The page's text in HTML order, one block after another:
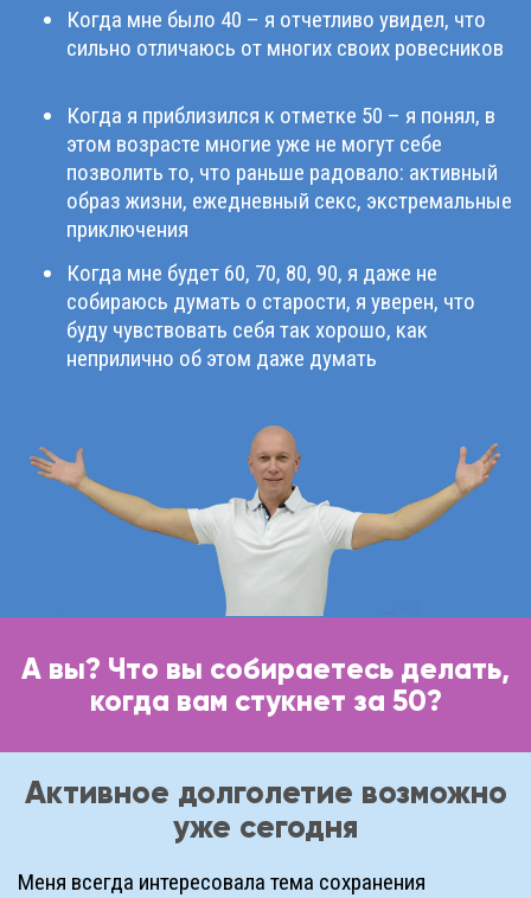
Когда мне было 40 – я отчетливо увидел, что
сильно отличаюсь от многих своих ровесников
Когда я приблизился к отметке 50 – я понял, в
этом возрасте многие уже не могут себе
позволить то, что раньше радовало: активный
образ жизни, ежедневный секс, экстремальные
приключения
Когда мне будет 60, 70, 80, 90, я даже не
собираюсь думать о старости, я уверен, что
буду чувствовать себя так хорошо, как
неприлично об этом даже думать
А вы? Что вы собираетесь делать,
когда вам стукнет за 50?
Активное долголетие возможно
уже сегодня
Меня всегда интересовала тема сохранения